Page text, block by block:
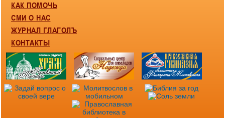
КАК ПОМОЧЬ
СМИ О НАС
ЖУРНАЛ ГЛАГОЛЪ
КОНТАКТЫ